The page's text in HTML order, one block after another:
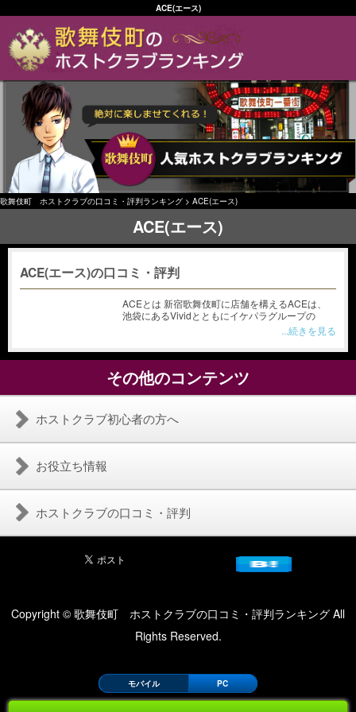
ACE(エース)
歌舞伎町 ホストクラブの口コミ・評判ランキング > ACE(エース)
ACE(エース)
ACE(エース)の口コミ・評判
ACEとは 新宿歌舞伎町に店舗を構えるACEは、
池袋にあるVividとともにイケパラグループの
...続きを見る
その他のコンテンツ
ホストクラブ初心者の方へ
お役立ち情報
ホストクラブの口コミ・評判
Copyright © 歌舞伎町 ホストクラブの口コミ・評判ランキング All
Rights Reserved.
モバイル PC